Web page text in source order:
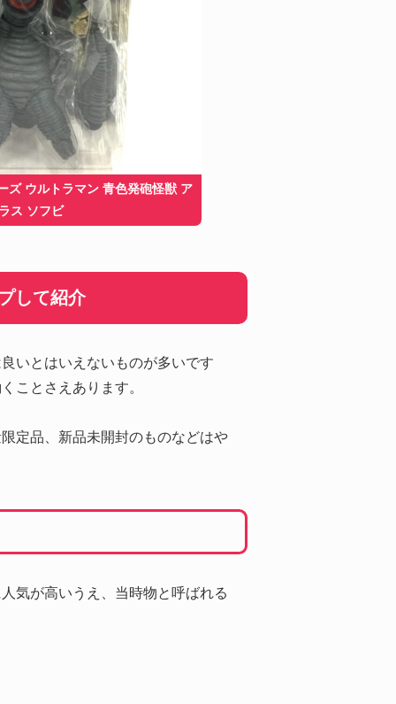
ズ ウルトラマン 青色発砲怪獣 ア
ス ソフビ
して紹介
いとはいえないものが多いです
ことさえあります。
定品、新品未開封のものなどはや
気が高いうえ、当時物と呼ばれる